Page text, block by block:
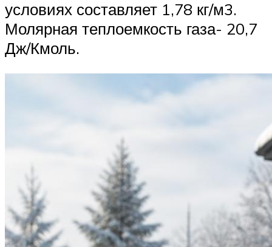
условиях составляет 1,78 кг/м3.
Молярная теплоемкость газа- 20,7
Дж/Кмоль.